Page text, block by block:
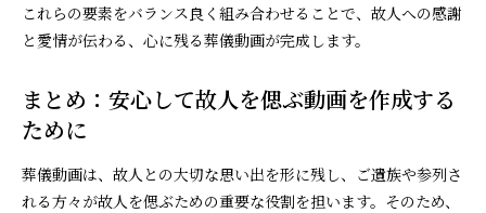
これらの要素をバランス良く組み合わせることで、故人への感謝
と愛情が伝わる、心に残る葬儀動画が完成します。
まとめ：安心して故人を偲ぶ動画を作成する
ために
葬儀動画は、故人との大切な思い出を形に残し、ご遺族や参列さ
れる方々が故人を偲ぶための重要な役割を担います。そのため、